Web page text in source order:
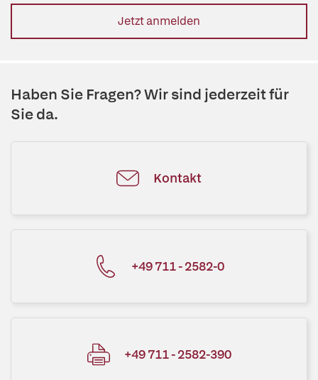
Jetzt anmelden
Haben Sie Fragen? Wir sind jederzeit für
Sie da.
Kontakt
+49 711 - 2582-0
+49 711 - 2582-390